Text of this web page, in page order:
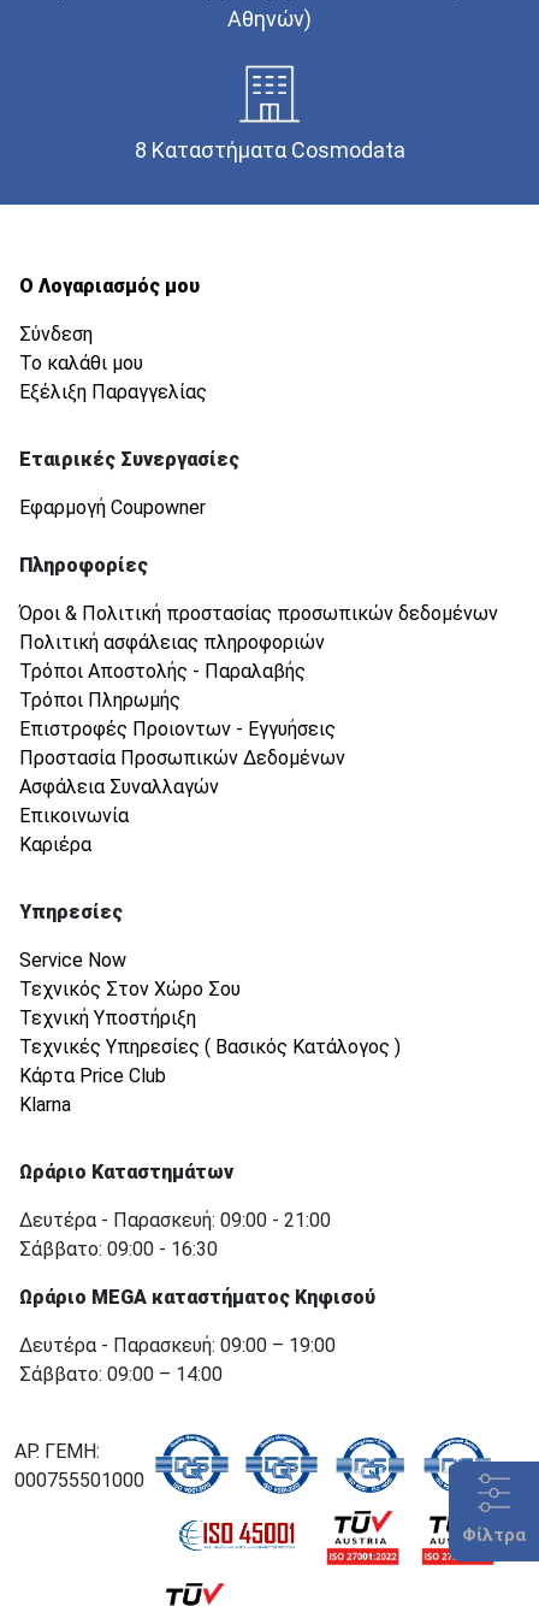
Φίλτρα
Αθηνών)
8 Καταστήματα Cosmodata
Ο Λογαριασμός μου
Σύνδεση
Το καλάθι μου
Εξέλιξη Παραγγελίας
Εταιρικές Συνεργασίες
Εφαρμογή Coupowner
Πληροφορίες
Όροι & Πολιτική προστασίας προσωπικών δεδομένων
Πολιτική ασφάλειας πληροφοριών
Τρόποι Αποστολής - Παραλαβής
Τρόποι Πληρωμής
Επιστροφές Προιοντων - Εγγυήσεις
Προστασία Προσωπικών Δεδομένων
Ασφάλεια Συναλλαγών
Επικοινωνία
Καριέρα
Υπηρεσίες
Service Now
Τεχνικός Στον Χώρο Σου
Τεχνική Υποστήριξη
Τεχνικές Υπηρεσίες ( Βασικός Κατάλογος )
Κάρτα Price Club
Klarna
Ωράριο Καταστημάτων
Δευτέρα - Παρασκευή: 09:00 - 21:00
Σάββατο: 09:00 - 16:30
Ωράριο MEGA καταστήματος Κηφισού
Δευτέρα - Παρασκευή: 09:00 – 19:00
Σάββατο: 09:00 – 14:00
ΑΡ. ΓΕΜΗ:
000755501000